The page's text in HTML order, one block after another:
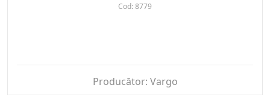
Cod:8779
Producător: Vargo